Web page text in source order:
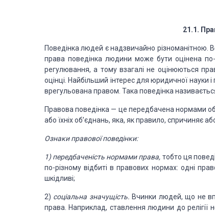
21.1.
Поведінка людей є надзвичайно різноманітною.
права поведінка людини може бути оці­нена
регулювання, а тому взагалі не оціню­ються
оцінці. Найбільший інтерес дляюридичної науки і
врегульована правом. Така поведінка
Правова поведінка — це передбачена нормами
або їхніх об’єднань, яка, як правило, спричиняє
Ознаки правовоїповедінки:
1) передбаченість нормами права, тобто ця
по-різному відбиті в правових нормах: одні пра­
шкідливі;
2) соціальна значущість. Вчинки людей, що не
права.
Наприклад, ставлення людини до релігії